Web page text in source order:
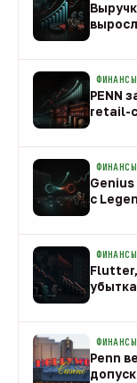
ФИНАНСЫ
PENN
retail-
ФИНАНСЫ
с
ФИНАНСЫ
Flutter,
ФИНАНСЫ
Penn